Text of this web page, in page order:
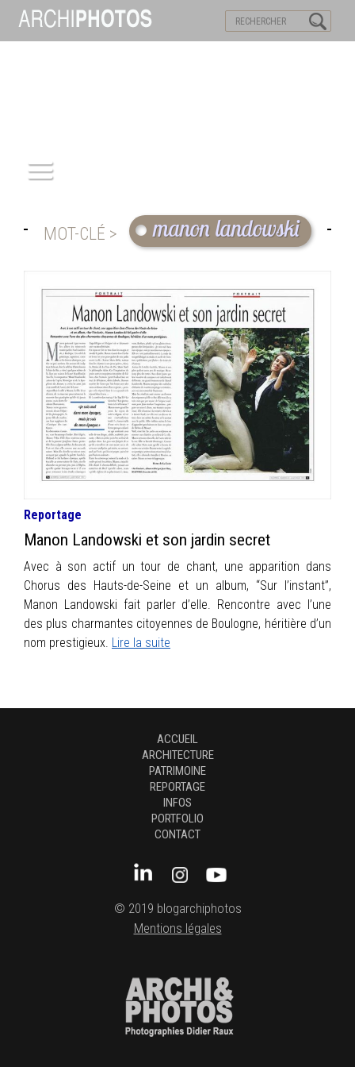
REPORTAGE
INFOS
PORTFOLIO
CONTACT
MOT-CLÉ > manon landowski
Reportage
Manon Landowski et son jardin secret
Avec à son actif un tour de chant, une apparition dans
Chorus des Hauts-de-Seine et un album, “Sur l’instant”,
Manon Landowski fait parler d’elle. Rencontre avec l’une
des plus charmantes citoyennes de Boulogne, héritière d’un
nom prestigieux. Lire la suite
ACCUEIL
ARCHITECTURE
PATRIMOINE
REPORTAGE
INFOS
PORTFOLIO
CONTACT
© 2019 blogarchiphotos
Mentions légales